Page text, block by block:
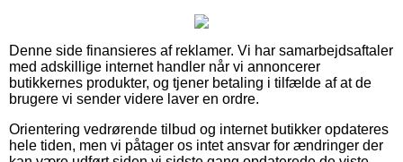
Denne side finansieres af reklamer. Vi har samarbejdsaftaler
med adskillige internet handler når vi annoncerer
butikkernes produkter, og tjener betaling i tilfælde af at de
brugere vi sender videre laver en ordre.
Orientering vedrørende tilbud og internet butikker opdateres
hele tiden, men vi påtager os intet ansvar for ændringer der